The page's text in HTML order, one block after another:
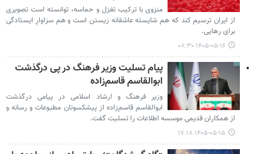
منزوی با ترکیب تغزل و حماسه، توانسته است تصویری
از ایران ترسیم کند که هم شایسته عاشقانه زیستن است و هم سزاوارِ ایستادگی
برای رهایی.
۱۴۰۵-۰۵-۱۶ ۰۸:۳۰
پیام تسلیت وزیر فرهنگ در پی درگذشت
ابوالقاسم قاسم‌زاده
وزیر فرهنگ و ارشاد اسلامی در پیامی درگذشت
ابوالقاسم قاسم‌زاده از پیشکسوتان مطبوعات و رسانه و
از همکاران قدیمی موسسه اطلاعات را تسلیت گفت.
۱۴۰۵-۰۵-۱۵ ۱۷:۱۸